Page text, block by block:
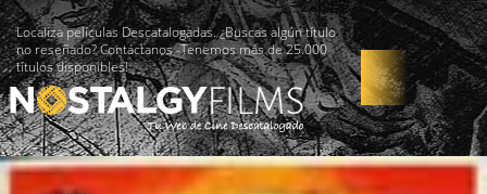
Localiza películas Descatalogadas. ¿Buscas algún título
no reseñado? Contáctanos -Tenemos más de 25.000
títulos disponibles!